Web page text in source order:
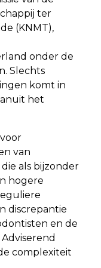
ter
(KNMT),
onder de
Slechts
komt in
het
van
als bijzonder
hogere
discrepantie
en de
complexiteit